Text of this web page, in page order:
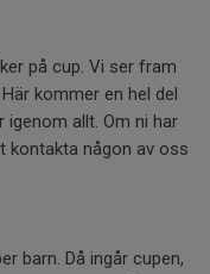
på cup. Vi ser fram
kommer en hel del
allt. Om ni har
kontakta någon av oss
barn. Då ingår cupen,